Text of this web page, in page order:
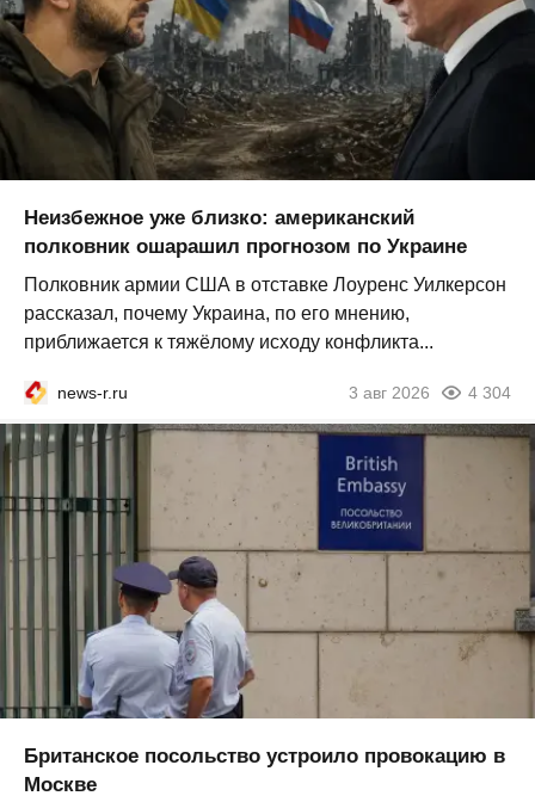
Неизбежное уже близко: американский
полковник ошарашил прогнозом по Украине
Полковник армии США в отставке Лоуренс Уилкерсон
рассказал, почему Украина, по его мнению,
приближается к тяжёлому исходу конфликта...
news-r.ru 3 авг 2026 4 304
Британское посольство устроило провокацию в
Москве